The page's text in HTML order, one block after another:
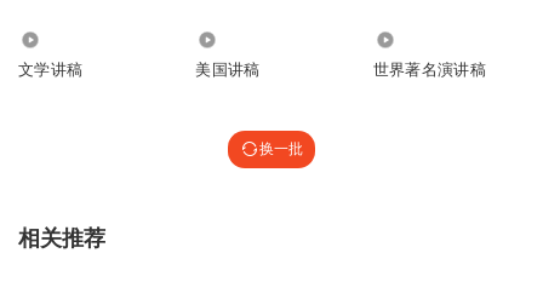
文学讲稿 美国讲稿 世界著名演讲稿
换一批
相关推荐